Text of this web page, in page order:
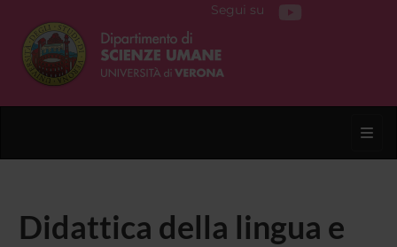
Segui su
Didattica della lingua e